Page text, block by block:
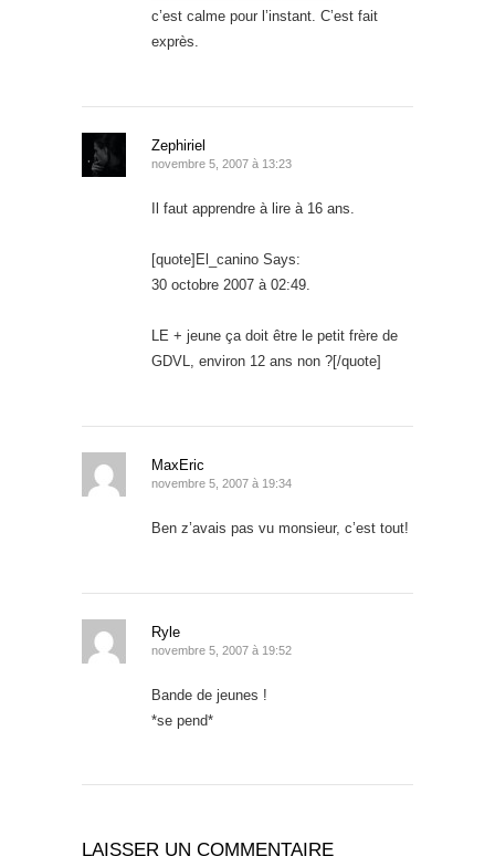
c’est calme pour l’instant. C’est fait
exprès.
Zephiriel
novembre 5, 2007 à 13:23
Il faut apprendre à lire à 16 ans.
[quote]El_canino Says:
30 octobre 2007 à 02:49.
LE + jeune ça doit être le petit frère de
GDVL, environ 12 ans non ?[/quote]
MaxEric
novembre 5, 2007 à 19:34
Ben z’avais pas vu monsieur, c’est tout!
Ryle
novembre 5, 2007 à 19:52
Bande de jeunes !
*se pend*
LAISSER UN COMMENTAIRE